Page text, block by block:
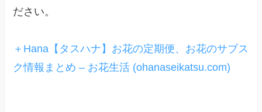
ださい。
＋Hana【タスハナ】お花の定期便、お花のサブス
ク情報まとめ – お花生活 (ohanaseikatsu.com)